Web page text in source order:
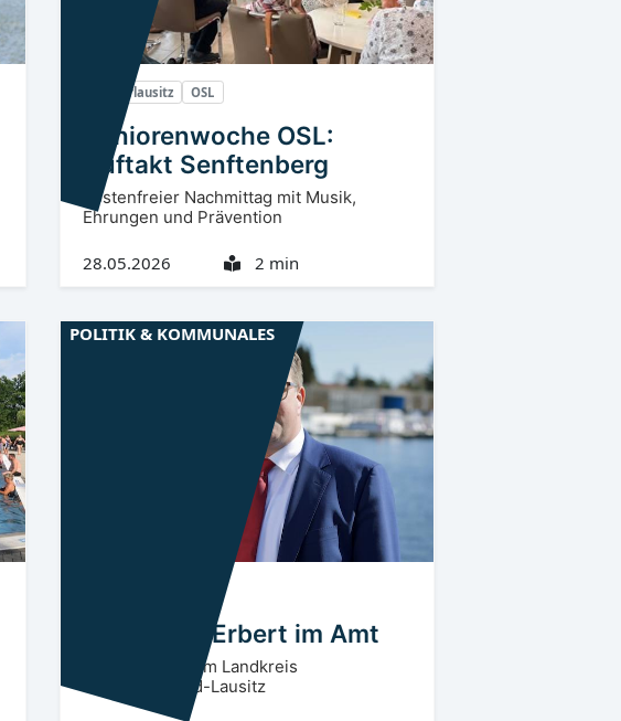
Niederlausitz OSL
Seniorenwoche OSL:
Auftakt Senftenberg
Kostenfreier Nachmittag mit Musik,
Ehrungen und Prävention
28.05.2026 2 min
Alexander Erbert im Amt
Neuer Landrat im Landkreis
Oberspreewald-Lausitz
POLITIK & KOMMUNALES